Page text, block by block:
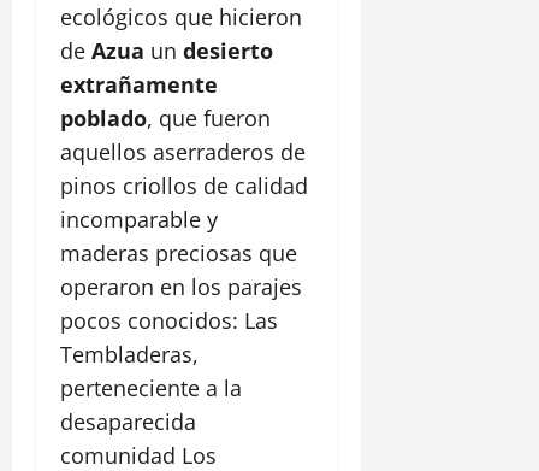
ecológicos que hicieron
de Azua un desierto
extrañamente
poblado, que fueron
aquellos aserraderos de
pinos criollos de calidad
incomparable y
maderas preciosas que
operaron en los parajes
pocos conocidos: Las
Tembladeras,
perteneciente a la
desaparecida
comunidad Los